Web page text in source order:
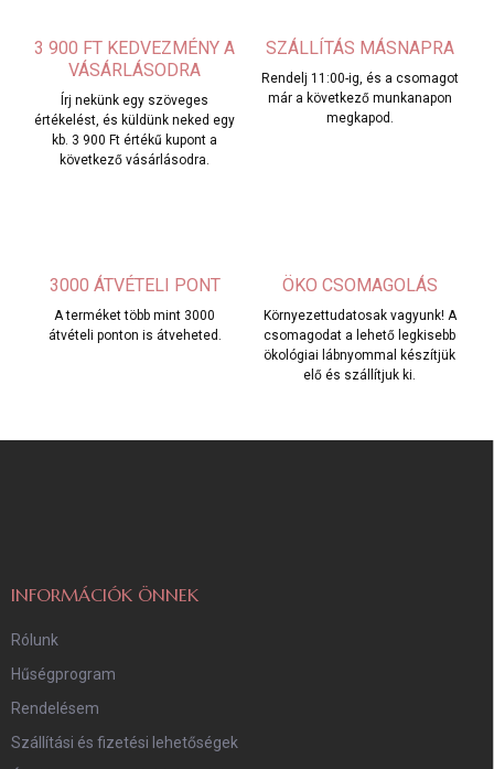
3 900 FT KEDVEZMÉNY A
VÁSÁRLÁSODRA
Írj nekünk egy szöveges
értékelést, és küldünk neked egy
kb. 3 900 Ft értékű kupont a
következő vásárlásodra.
SZÁLLÍTÁS MÁSNAPRA
Rendelj 11:00-ig, és a csomagot
már a következő munkanapon
megkapod.
3000 ÁTVÉTELI PONT
A terméket több mint 3000
átvételi ponton is átveheted.
ÖKO CSOMAGOLÁS
Környezettudatosak vagyunk! A
csomagodat a lehető legkisebb
ökológiai lábnyommal készítjük
elő és szállítjuk ki.
INFORMÁCIÓK ÖNNEK
Rólunk
Hűségprogram
Rendelésem
Szállítási és fizetési lehetőségek